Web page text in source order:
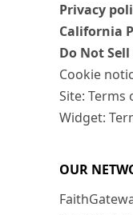
Privacy
California
Do Not
Cookie
Site: Terms
Widget:
OUR